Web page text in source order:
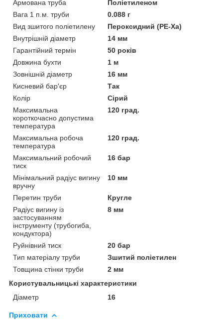
Армована труба
Поліетиленом
Вага 1 п.м. труби
0.088 г
Вид зшитого поліетилену
Пероксидний (PE-Xa)
Внутрішній діаметр
14 мм
Гарантійний термін
50 років
Довжина бухти
1 м
Зовнішній діаметр
16 мм
Кисневий бар'єр
Так
Колір
Сірий
Максимальна
короткочасно допустима
температура
120 град.
Максимальна робоча
температура
120 град.
Максимальний робочий
тиск
16 бар
Мінімальний радіус вигину
вручну
10 мм
Перетин труби
Кругле
Радіус вигину із
застосуванням
інструменту (трубогиба,
кондуктора)
8 мм
Руйнівний тиск
20 бар
Тип матеріалу труби
Зшитий поліетилен
Товщина стінки труби
2 мм
Користувальницькі характеристики
Діаметр
16
Приховати